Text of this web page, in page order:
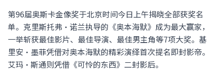
第96届奥斯卡金像奖于北京时间今日上午揭晓全部获奖名
单。克里斯托弗·诺兰执导的《奥本海默》成为最大赢家，
一举斩获最佳影片、最佳导演、最佳男主角等7项大奖。基
里安·墨菲凭借对奥本海默的精彩演绎首次提名即封影帝。
艾玛·斯通则凭借《可怜的东西》二封影后。